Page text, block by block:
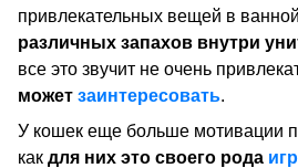
привлекательных вещей в
различных запахов внутри
все это звучит не очень
может заинтересовать.
У кошек еще больше мотивации
как для них это своего рода